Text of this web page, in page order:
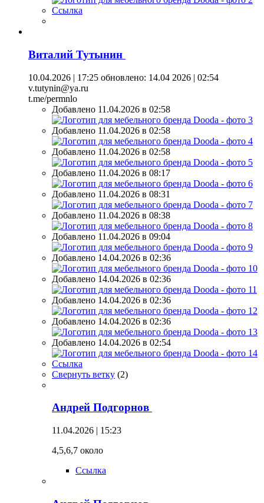
Ссылка
Виталий Тутынин
10.04.2026 | 17:25 обновлено: 14.04 2026 | 02:54
v.tutynin@ya.ru
t.me/permnlo
Добавлено 11.04.2026 в 02:58
Добавлено 11.04.2026 в 02:58
Добавлено 11.04.2026 в 02:58
Добавлено 11.04.2026 в 08:17
Добавлено 11.04.2026 в 08:31
Добавлено 11.04.2026 в 08:38
Добавлено 11.04.2026 в 09:04
Добавлено 14.04.2026 в 02:36
Добавлено 14.04.2026 в 02:36
Добавлено 14.04.2026 в 02:36
Добавлено 14.04.2026 в 02:36
Добавлено 14.04.2026 в 02:54
Ссылка
Свернуть ветку (2)
Андрей Подгорнов
11.04.2026 | 15:23
4,5,6,7 около
Ссылка